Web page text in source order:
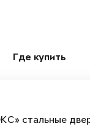
Где купить
стальные